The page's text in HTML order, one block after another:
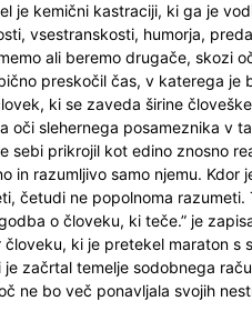
je kemični kastraciji, ki ga je
vsestranskosti, humorja,
ali beremo drugače, skozi
preskočil čas, v katerega je
ki se zaveda širine
oči slehernega posameznika v
sebi prikrojil kot edino znosno
in razumljivo samo njemu. Kdor
četudi ne popolnoma razumeti.
o človeku, ki teče.” je
ki je pretekel maraton s
začrtal temelje sodobnega
ne bo več ponavljala svojih